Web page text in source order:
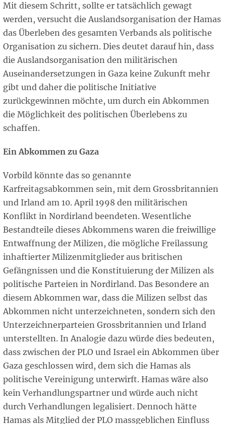
Mit diesem Schritt, sollte er tatsächlich gewagt
werden, versucht die Auslandsorganisation der Hamas
das Überleben des gesamten Verbands als politische
Organisation zu sichern. Dies deutet darauf hin, dass
die Auslandsorganisation den militärischen
Auseinandersetzungen in Gaza keine Zukunft mehr
gibt und daher die politische Initiative
zurückgewinnen möchte, um durch ein Abkommen
die Möglichkeit des politischen Überlebens zu
schaffen.
Ein Abkommen zu Gaza
Vorbild könnte das so genannte
Karfreitagsabkommen sein, mit dem Grossbritannien
und Irland am 10. April 1998 den militärischen
Konflikt in Nordirland beendeten. Wesentliche
Bestandteile dieses Abkommens waren die freiwillige
Entwaffnung der Milizen, die mögliche Freilassung
inhaftierter Milizenmitglieder aus britischen
Gefängnissen und die Konstituierung der Milizen als
politische Parteien in Nordirland. Das Besondere an
diesem Abkommen war, dass die Milizen selbst das
Abkommen nicht unterzeichneten, sondern sich den
Unterzeichnerparteien Grossbritannien und Irland
unterstellten. In Analogie dazu würde dies bedeuten,
dass zwischen der PLO und Israel ein Abkommen über
Gaza geschlossen wird, dem sich die Hamas als
politische Vereinigung unterwirft. Hamas wäre also
kein Verhandlungspartner und würde auch nicht
durch Verhandlungen legalisiert. Dennoch hätte
Hamas als Mitglied der PLO massgeblichen Einfluss